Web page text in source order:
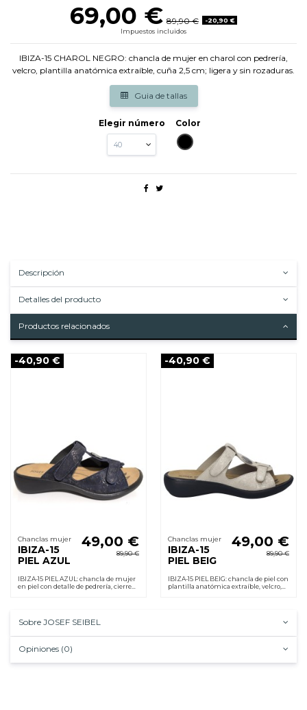
69,00 € 89,90 €
-20,90 €
Impuestos incluidos
IBIZA-15 CHAROL NEGRO: chancla de mujer en charol con pedrería,
velcro, plantilla anatómica extraíble, cuña 2,5 cm; ligera y sin rozaduras.
Guia de tallas
Elegir número
Color
NEGRO
Descripción
Detalles del producto
Productos relacionados
-40,90 €
Chanclas mujer
IBIZA-15
PIEL AZUL
49,00 €
89,90 €
IBIZA-15 PIEL AZUL: chancla de mujer
en piel con detalle de pedrería, cierre
-40,90 €
Chanclas mujer
IBIZA-15
PIEL BEIG
49,00 €
89,90 €
IBIZA-15 PIEL BEIG: chancla de piel con
plantilla anatómica extraíble, velcro,
Sobre JOSEF SEIBEL
Opiniones (0)